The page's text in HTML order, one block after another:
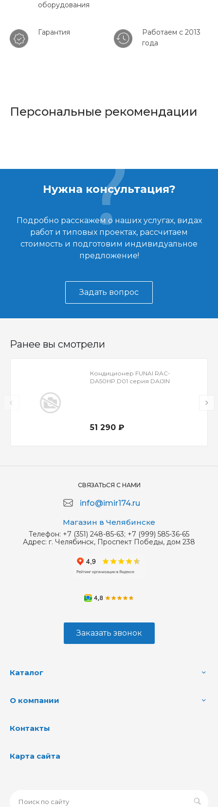
оборудования
Гарантия
Работаем с 2013
года
Персональные рекомендации
Нужна консультация?
Подробно расскажем о наших услугах, видах
работ и типовых проектах, рассчитаем
стоимость и подготовим индивидуальное
предложение!
Задать вопрос
Ранее вы смотрели
Кондиционер FUNAI RAC-
DA50HP.D01 серия DAIJIN
51 290 ₽
СВЯЗАТЬСЯ С НАМИ
info@imir174.ru
Магазин в Челябинске
Телефон: +7 (351) 248-85-63; +7 (999) 585-36-65
Адрес: г. Челябинск, Проспект Победы, дом 238
Заказать звонок
Каталог
О компании
Контакты
Карта сайта